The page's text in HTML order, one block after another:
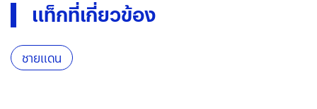
แท็กที่เกี่ยวข้อง
ชายแดน